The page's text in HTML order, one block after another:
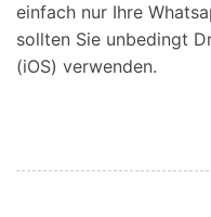
einfach nur Ihre
sollten Sie unbedingt
(iOS) verwenden.